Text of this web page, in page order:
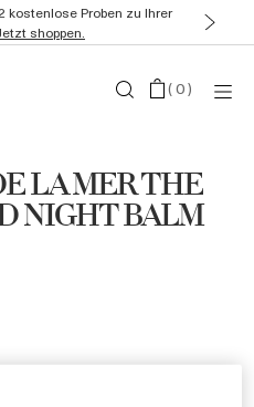
kostenlose Proben zu Ihrer
shoppen.
(0)
LA MER THE
NIGHT BALM